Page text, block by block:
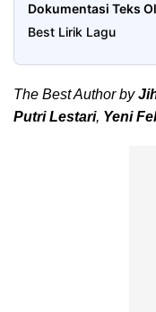
Dokumentasi Teks
Best Lirik Lagu
The Best Author by
Putri Lestari, Yeni